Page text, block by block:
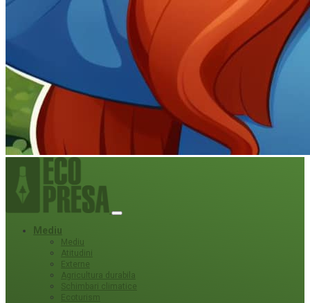
Mediu
Mediu
Atitudini
Externe
Agricultura durabila
Schimbari climatice
Ecoturism